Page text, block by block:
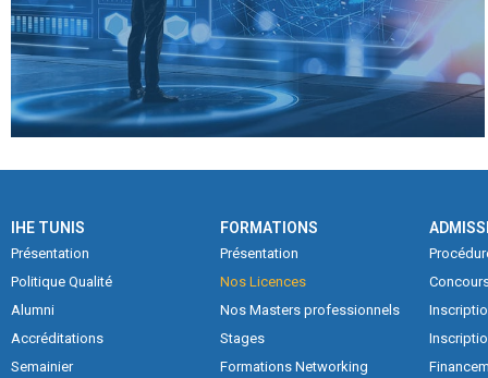
En savoir plus
IHE TUNIS
Présentation
Politique Qualité
Alumni
Accréditations
Semainier
FORMATIONS
Présentation
Nos Licences
Nos Masters professionnels
Stages
Formations Networking